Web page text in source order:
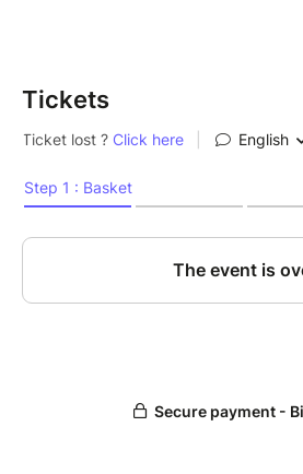
Tickets